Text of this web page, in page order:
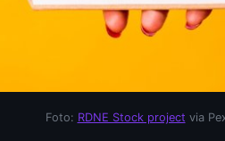
Foto: RDNE Stock project via